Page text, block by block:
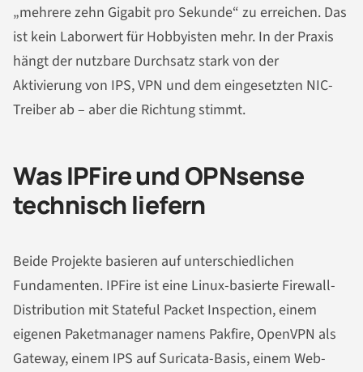
„mehrere zehn Gigabit pro Sekunde“ zu erreichen. Das
ist kein Laborwert für Hobbyisten mehr. In der Praxis
hängt der nutzbare Durchsatz stark von der
Aktivierung von IPS, VPN und dem eingesetzten NIC-
Treiber ab – aber die Richtung stimmt.
Was IPFire und OPNsense
technisch liefern
Beide Projekte basieren auf unterschiedlichen
Fundamenten. IPFire ist eine Linux-basierte Firewall-
Distribution mit Stateful Packet Inspection, einem
eigenen Paketmanager namens Pakfire, OpenVPN als
Gateway, einem IPS auf Suricata-Basis, einem Web-